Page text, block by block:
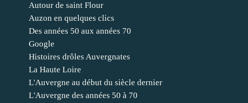
Autour de saint Flour
Auzon en quelques clics
Des années 50 aux années 70
Google
Histoires drôles Auvergnates
La Haute Loire
L'Auvergne au début du siècle dernier
L'Auvergne des années 50 à 70